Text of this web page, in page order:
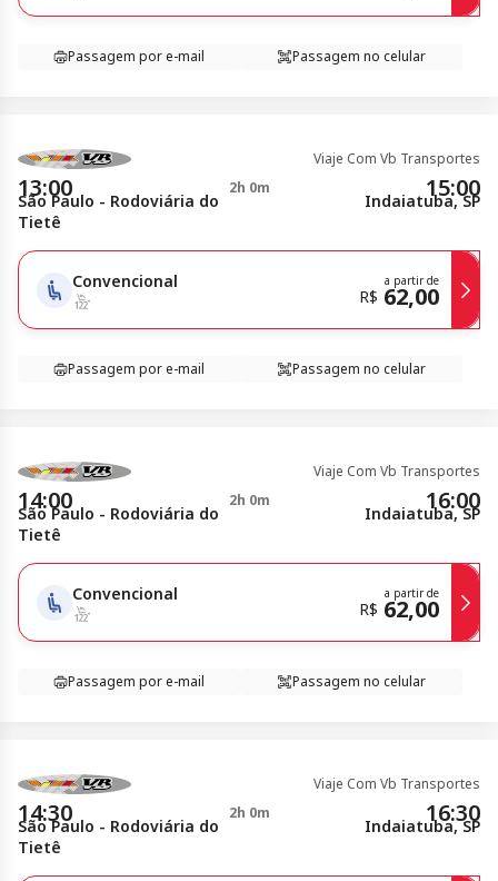
Passagem por e-mail Passagem no celular
Viaje Com Vb Transportes
13:00 2h 0m 15:00
São Paulo - Rodoviária do
Tietê
Indaiatuba, SP
Convencional a partir de
R$ 62,00
Passagem por e-mail Passagem no celular
Viaje Com Vb Transportes
14:00 2h 0m 16:00
São Paulo - Rodoviária do
Tietê
Indaiatuba, SP
Convencional a partir de
R$ 62,00
Passagem por e-mail Passagem no celular
Viaje Com Vb Transportes
14:30 2h 0m 16:30
São Paulo - Rodoviária do
Tietê
Indaiatuba, SP